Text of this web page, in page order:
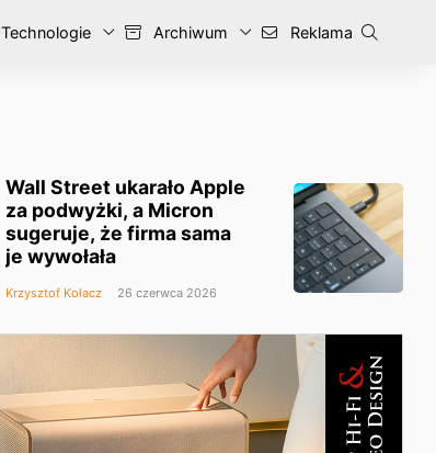
Technologie Archiwum Reklama
Wall Street ukarało Apple
za podwyżki, a Micron
sugeruje, że firma sama
je wywołała
Krzysztof Kołacz 26 czerwca 2026